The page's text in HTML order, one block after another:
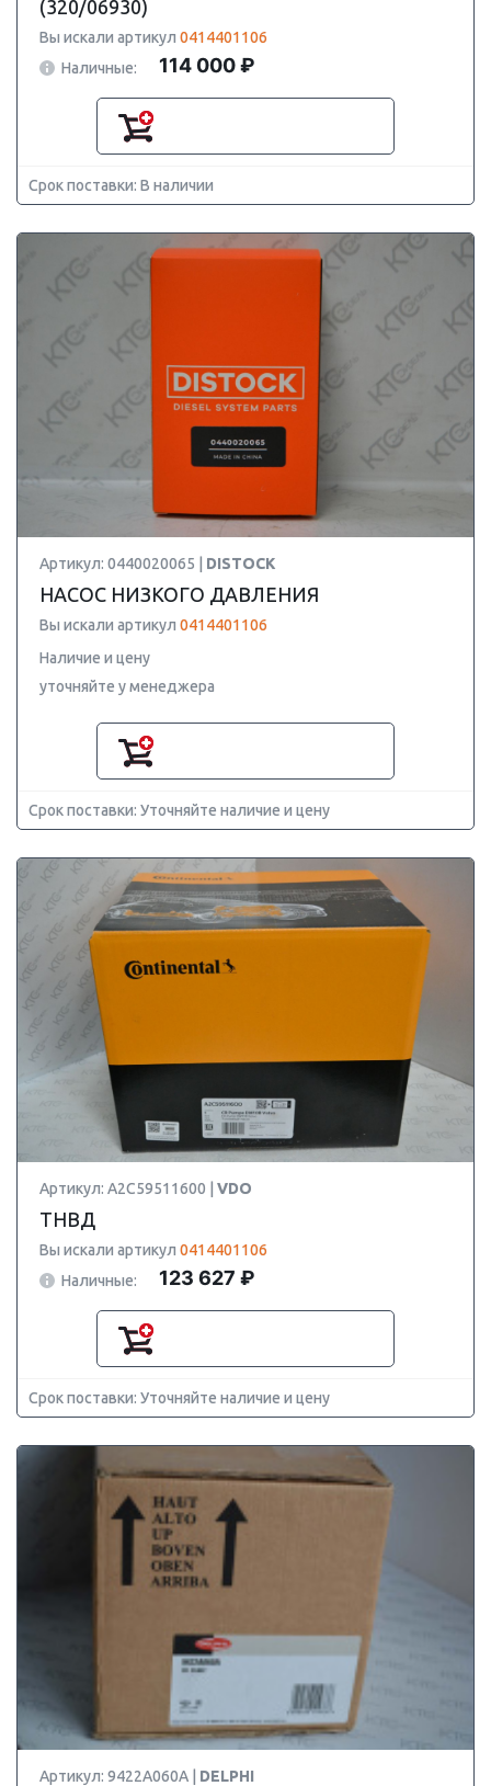
(320/06930)
Вы искали артикул 0414401106
Наличные:
114 000 ₽
Срок поставки: В наличии
Артикул: 0440020065 | DISTOCK
НАСОС НИЗКОГО ДАВЛЕНИЯ
Вы искали артикул 0414401106
Наличие и цену
уточняйте у менеджера
Срок поставки: Уточняйте наличие и цену
Артикул: A2C59511600 | VDO
ТНВД
Вы искали артикул 0414401106
Наличные:
123 627 ₽
Срок поставки: Уточняйте наличие и цену
Артикул: 9422A060A | DELPHI